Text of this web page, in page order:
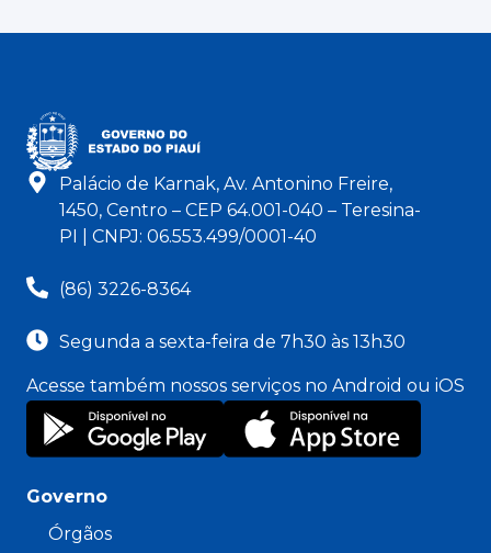
Palácio de Karnak, Av. Antonino Freire,
1450, Centro – CEP 64.001-040 – Teresina-
PI | CNPJ: 06.553.499/0001-40
(86) 3226-8364
Segunda a sexta-feira de 7h30 às 13h30
Acesse também nossos serviços no Android ou iOS
Governo
Órgãos